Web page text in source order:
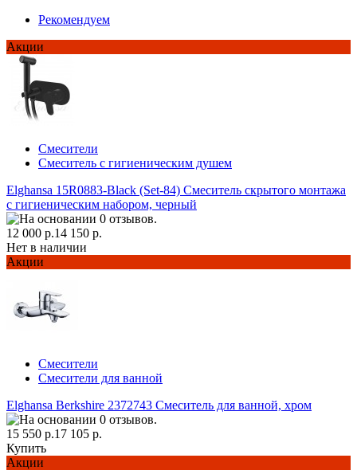
Рекомендуем
Акции
Смесители
Смеситель с гигиеническим душем
Elghansa 15R0883-Black (Set-84) Смеситель скрытого монтажа
с гигиеническим набором, черный
12 000 р.14 150 р.
Нет в наличии
Акции
Смесители
Смесители для ванной
Elghansa Berkshire 2372743 Смеситель для ванной, хром
15 550 р.17 105 р.
Купить
Акции